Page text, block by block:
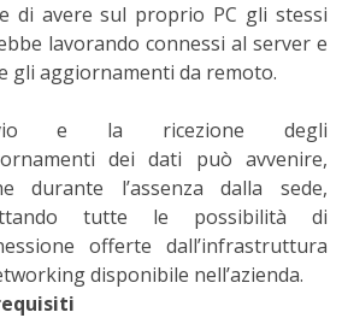
di avere sul proprio PC gli stessi
lavorando connessi al server e
gli aggiornamenti da remoto.
e la ricezione degli
dei dati può avvenire,
durante l’assenza dalla sede,
tutte le possibilità di
offerte dall’infrastruttura
disponibile nell’azienda.